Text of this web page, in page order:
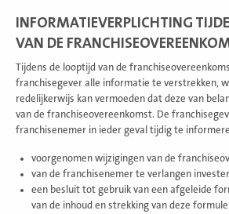
INFORMATIEVERPLICHTING
VAN DE
Tijdens de looptijd van de
franchisegever alle informatie te verstrekken,
redelijkerwijs kan vermoeden dat deze van
van de franchiseovereenkomst. De
franchisenemer in ieder geval tijdig te
voorgenomen wijzigingen van de
van de franchisenemer te verlangen
een besluit tot gebruik van een afgeleide
van de inhoud en strekking van deze